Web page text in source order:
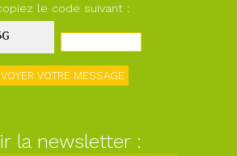
le code suivant :
la newsletter :